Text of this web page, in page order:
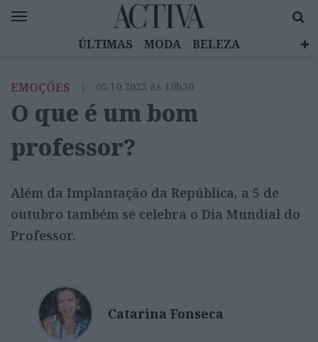
ÚLTIMAS MODA
BELEZA
EMOÇÕES
MULHERES INSPIRADORAS
DIZ QUEM SABE
ACTIVA BRAND STUDIO
EMOÇÕES | 05.10.2022 às 10h30
O que é um bom
professor?
Além da Implantação da República, a 5 de
outubro também se celebra o Dia Mundial do
Professor.
Catarina Fonseca